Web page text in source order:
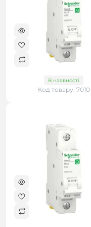
В наявності
Код товару: 7010